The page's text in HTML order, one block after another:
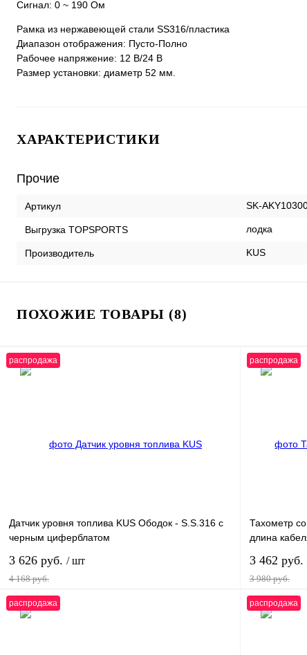
Сигнал: 0 ~ 190 Ом
Рамка из нержавеющей стали SS316/пластика
Диапазон отображения: Пусто-Полно
Рабочее напряжение: 12 В/24 В
Размер установки: диаметр 52 мм.
ХАРАКТЕРИСТИКИ
Прочие
Артикул SK-
Выгрузка TOPSPORTS лодка
Производитель KUS
ПОХОЖИЕ ТОВАРЫ (8)
распродажа
Датчик уровня топлива KUS Ободок - S.S.316 с
черным циферблатом
3 626 руб. / шт
4 168 руб.
распродажа
Тахометр
длина
3 462 руб.
3 980 руб.
распродажа распродажа